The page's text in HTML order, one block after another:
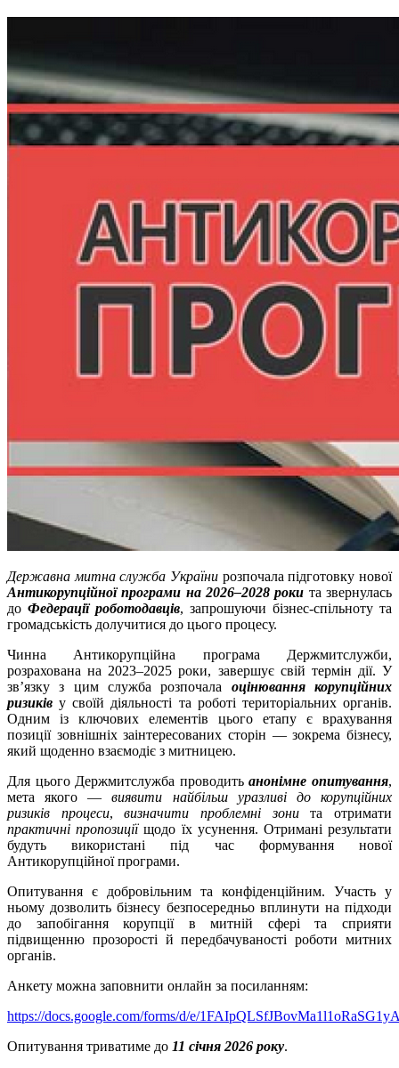
Державна митна служба України розпочала підготовку нової
Антикорупційної програми на 2026–2028 роки та звернулась
до Федерації роботодавців, запрошуючи бізнес-спільноту та
громадськість долучитися до цього процесу.
Чинна Антикорупційна програма Держмитслужби,
розрахована на 2023–2025 роки, завершує свій термін дії. У
зв’язку з цим служба розпочала оцінювання корупційних
ризиків у своїй діяльності та роботі територіальних органів.
Одним із ключових елементів цього етапу є врахування
позиції зовнішніх заінтересованих сторін — зокрема бізнесу,
який щоденно взаємодіє з митницею.
Для цього Держмитслужба проводитьанонімне опитування,
мета якого —виявити найбільш уразливі до корупційних
ризиків процеси,визначити проблемні зонита отримати
практичні пропозиціїщодо їх усунення. Отримані результати
будуть використані під час формування нової
Антикорупційної програми.
Опитування є добровільним та конфіденційним. Участь у
ньому дозволить бізнесу безпосередньо вплинути на підходи
до запобігання корупції в митній сфері та сприяти
підвищенню прозорості й передбачуваності роботи митних
органів.
Анкету можна заповнити онлайн за посиланням:
https://docs.google.com/forms/d/e/
Опитування триватиме до 11 січня 2026 року.